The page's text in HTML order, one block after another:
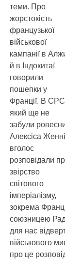
теми. Про
жорстокість
французької
військової
кампанії в
й в Індокитаї
говорили
пошепки у
Франції. В
який ще не
забули
Алексіса
вголос
розповідали
звірство
світового
імперіалізму,
зокрема
союзницею
для нас
військового
про це